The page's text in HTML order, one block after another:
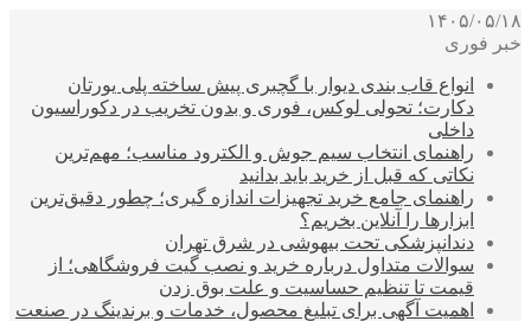
۱۴۰۵/۰۵/۱۸
خبر فوری
انواع قاب بندی دیوار با گچبری پیش ساخته پلی یورتان
دکارت؛ تحولی لوکس، فوری و بدون تخریب در دکوراسیون
داخلی
راهنمای انتخاب سیم جوش و الکترود مناسب؛ مهم‌ترین
نکاتی که قبل از خرید باید بدانید
راهنمای جامع خرید تجهیزات اندازه گیری؛ چطور دقیق‌ترین
ابزارها را آنلاین بخریم؟
دندانپزشکی تحت بیهوشی در شرق تهران
سوالات متداول درباره خرید و نصب گیت فروشگاهی؛ از
قیمت تا تنظیم حساسیت و علت بوق زدن
اهمیت آگهی برای تبلیغ محصول، خدمات و برندینگ در صنعت